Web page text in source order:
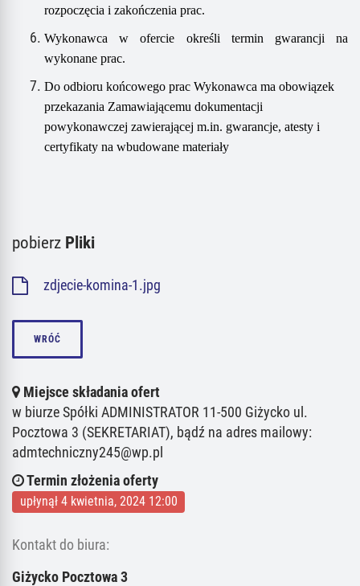
rozpoczęcia i zakończenia prac.
Wykonawca w ofercie określi termin gwarancji na
wykonane prac.
Do odbioru końcowego prac Wykonawca ma obowiązek
przekazania Zamawiającemu dokumentacji
powykonawczej zawierającej m.in. gwarancje, atesty i
certyfikaty na wbudowane materiały
pobierz Pliki
zdjecie-komina-1.jpg
WRÓĆ
Miejsce składania ofert
w biurze Spółki ADMINISTRATOR 11-500 Giżycko ul.
Pocztowa 3 (SEKRETARIAT), bądź na adres mailowy:
admtechniczny245@wp.pl
Termin złożenia oferty
upłynął 4 kwietnia, 2024 12:00
Kontakt do biura:
Giżycko Pocztowa 3